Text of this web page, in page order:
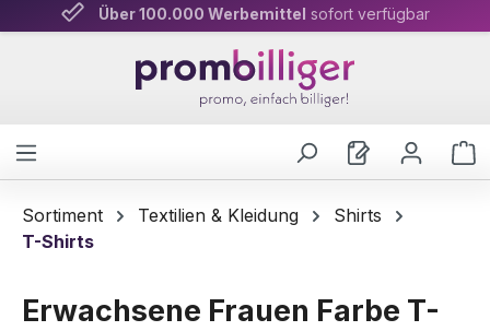
Zum Hauptinhalt springen
Über 100.000 Werbemittel sofort verfügbar
Persönliche Beratung& schnelle Lieferung
Sortiment Textilien & Kleidung
Shirts
T-Shirts
Erwachsene Frauen Farbe T-